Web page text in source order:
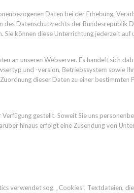
Daten bei der Erhebung,
des Datenschutzrechts der Bundesrepublik
können diese Unterrichtung jederzeit auf
an unseren Webserver. Es handelt sich
und -version, Betriebssystem sowie
dieser Daten zu einer bestimmten
gestellt. Soweit Sie uns
hinaus erfolgt eine Zusendung von
verwendet sog. „Cookies“, Textdateien,